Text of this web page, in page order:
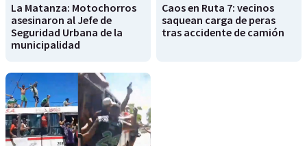
La Matanza: Motochorros
asesinaron al Jefe de
Seguridad Urbana de la
municipalidad
Caos en Ruta 7: vecinos
saquean carga de peras
tras accidente de camión